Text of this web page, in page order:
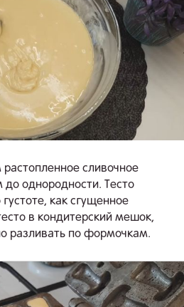
сливочное
однородности. Тесто
как сгущенное
в кондитерский мешок,
разливать по формочкам.